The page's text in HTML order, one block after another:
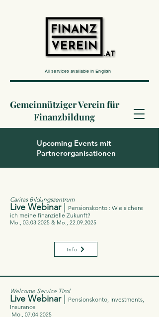
All services available in English
Gemeinnütziger Verein für
Finanzbildung
Upcoming Events mit
Partnerorganisationen
Caritas Bildungszentrum
Live Webinar|
Pensionskonto : Wie sichere
ich meine finanzielle Zukunft?
Mo., 03.03.2025 & Mo., 22.09.2025
Info
Welcome Service Tirol
Live Webinar|
Pensionskonto, Investments,
Insurance
Mo., 07.04.2025